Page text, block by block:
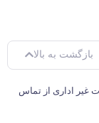
بازگشت به بالا
غیر اداری از تماس